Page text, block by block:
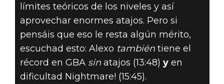
límites teóricos de los niveles y así
aprovechar enormes atajos. Pero si
pensáis que eso le resta algún mérito,
escuchad esto: Alexo tambiéntiene el
récord en GBA sinatajos (13:48) yen
dificultad Nightmare! (15:45).